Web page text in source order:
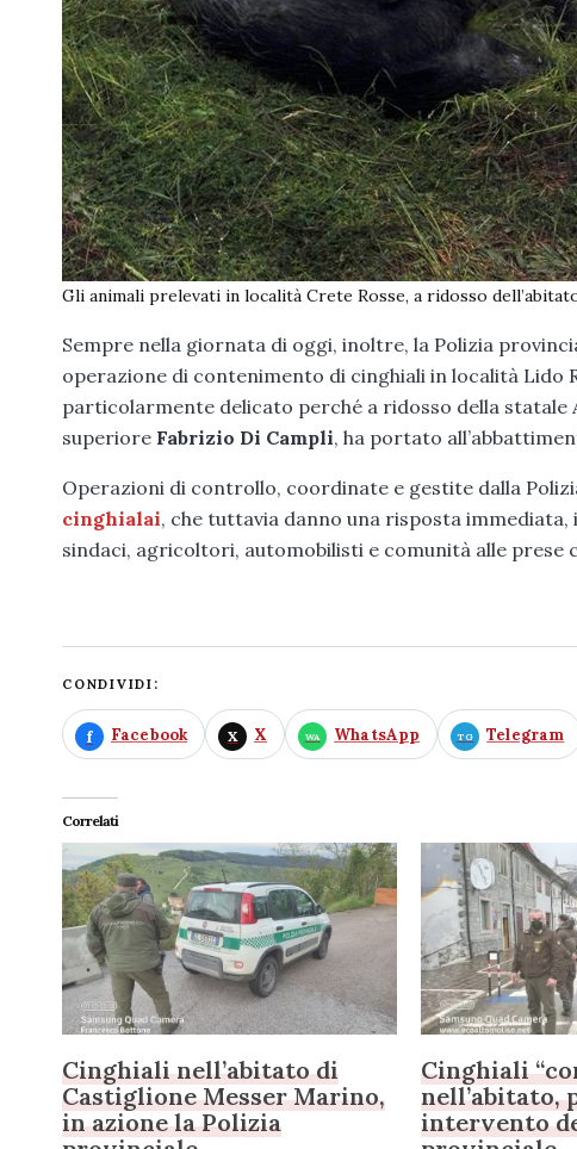
Gli animali prelevati in località Crete Rosse, a ridosso
Sempre nella giornata di oggi, inoltre, la Polizia
operazione di contenimento di cinghiali in località Lido
particolarmente delicato perché a ridosso della statale
superiore Fabrizio Di Campli, ha portato
Operazioni di controllo, coordinate e gestite dalla
cinghialai, che tuttavia danno una risposta
sindaci, agricoltori, automobilisti e comunità alle prese
CONDIVIDI:
Facebook X WhatsApp Telegram
Correlati
Cinghiali nell’abitato di
Castiglione Messer Marino,
in azione la Polizia
Cinghiali
nell’abitato,
intervento